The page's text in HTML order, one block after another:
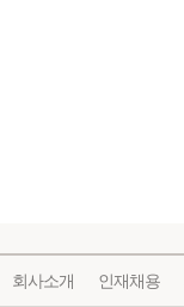
회사소개 인재채용